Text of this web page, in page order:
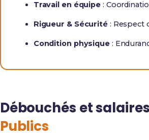
Travail en équipe :
Rigueur & Sécurité: Respect
Condition physique:
Débouchés et
Publics